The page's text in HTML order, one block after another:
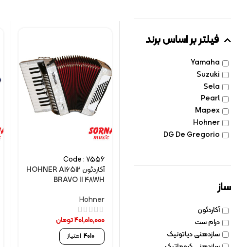
فیلتر بر اساس برند
Yamaha
Suzuki
Sela
Pearl
Mapex
Hohner
DG De Gregorio
ساز
آکاردئون
درام ست
سازدهنی دیاتونیک
Code : 7556
آکاردئون HOHNER A16512
BRAVO II 48WH
Hohner
401,010,000تومان
4010 امتیاز